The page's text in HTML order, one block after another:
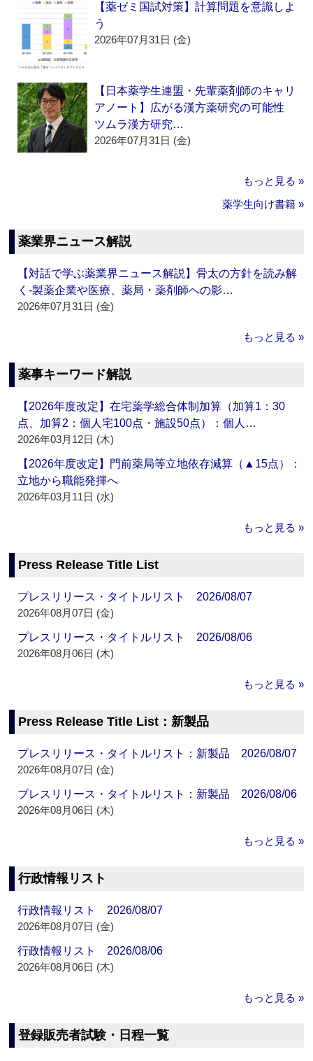
【薬ゼミ国試対策】計算問題を意識しよ
う
2026年07月31日 (金)
【日本薬学生連盟・先輩薬剤師のキャリ
アノート】広がる漢方薬研究の可能性
ツムラ漢方研究…
2026年07月31日 (金)
もっと見る »
薬学生向け書籍 »
薬業界ニュース解説
【対話で学ぶ薬業界ニュース解説】骨太の方針を読み解
く‐製薬企業や医療、薬局・薬剤師への影…
2026年07月31日 (金)
もっと見る »
薬事キーワード解説
【2026年度改定】在宅薬学総合体制加算（加算1：30
点、加算2：個人宅100点・施設50点）：個人…
2026年03月12日 (木)
【2026年度改定】門前薬局等立地依存減算（▲15点）：
立地から職能発揮へ
2026年03月11日 (水)
もっと見る »
Press Release Title List
プレスリリース・タイトルリスト 2026/08/07
2026年08月07日 (金)
プレスリリース・タイトルリスト 2026/08/06
2026年08月06日 (木)
もっと見る »
Press Release Title List：新製品
プレスリリース・タイトルリスト：新製品 2026/08/07
2026年08月07日 (金)
プレスリリース・タイトルリスト：新製品 2026/08/06
2026年08月06日 (木)
もっと見る »
行政情報リスト
行政情報リスト 2026/08/07
2026年08月07日 (金)
行政情報リスト 2026/08/06
2026年08月06日 (木)
もっと見る »
登録販売者試験・日程一覧